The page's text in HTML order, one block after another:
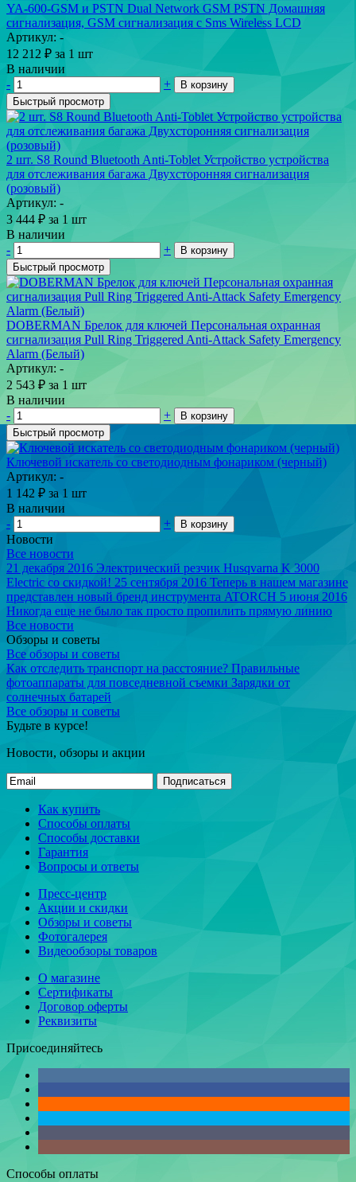
YA-600-GSM и PSTN Dual Network GSM PSTN Домашняя
сигнализация, GSM сигнализация с Sms Wireless LCD
Артикул: -
12 212 ₽ за 1 шт
В наличии
-
+
В корзину
Быстрый просмотр
2 шт. S8 Round Bluetooth Anti-Toblet Устройство устройства
для отслеживания багажа Двухсторонняя сигнализация
(розовый)
Артикул: -
3 444 ₽ за 1 шт
В наличии
-
+
В корзину
Быстрый просмотр
DOBERMAN Брелок для ключей Персональная охранная
сигнализация Pull Ring Triggered Anti-Attack Safety Emergency
Alarm (Белый)
Артикул: -
2 543 ₽ за 1 шт
В наличии
-
+
В корзину
Быстрый просмотр
Ключевой искатель со светодиодным фонариком (черный)
Артикул: -
1 142 ₽ за 1 шт
В наличии
-
+ В корзину
Новости
Все новости
21 декабря 2016 Электрический резчик Husqvarna K 3000
Electric со скидкой! 25 сентября 2016 Теперь в нашем магазине
представлен новый бренд инструмента ATORCH 5 июня 2016
Никогда еще не было так просто пропилить прямую линию
Все новости
Обзоры и советы
Все обзоры и советы
Как отследить транспорт на расстояние? Правильные
фотоаппараты для повседневной съемки Зарядки от
солнечных батарей
Все обзоры и советы
Будьте в курсе!
Новости, обзоры и акции
Подписаться
Как купить
Способы оплаты
Способы доставки
Гарантия
Вопросы и ответы
Пресс-центр
Акции и скидки
Обзоры и советы
Фотогалерея
Видеообзоры товаров
О магазине
Сертификаты
Договор оферты
Реквизиты
Присоединяйтесь
Способы оплаты